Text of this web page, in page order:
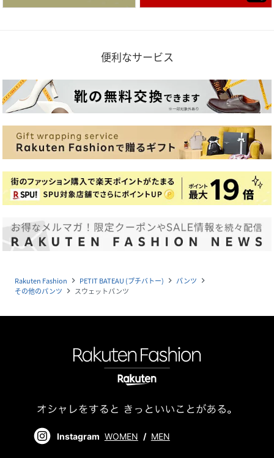
便利なサービス
Rakuten Fashion navigate_next PETIT BATEAU (プチバトー) navigate_next パンツ navigate_next
その他のパンツ navigate_next スウェットパンツ
Instagram WOMEN / MEN